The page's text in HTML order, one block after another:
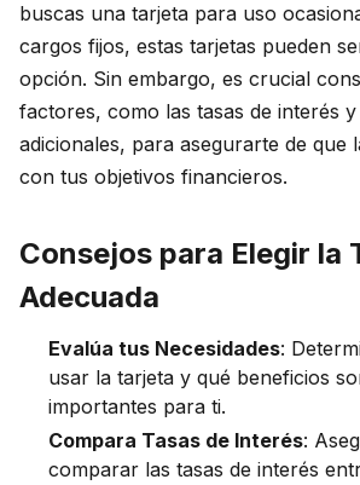
buscas una tarjeta para uso
cargos fijos, estas tarjetas pueden
opción. Sin embargo, es crucial
factores, como las tasas de interés
adicionales, para asegurarte de que
con tus objetivos financieros.
Consejos para Elegir la
Adecuada
Evalúa tus Necesidades:
usar la tarjeta y qué beneficios
importantes para ti.
Compara Tasas de Interés:
comparar las tasas de interés